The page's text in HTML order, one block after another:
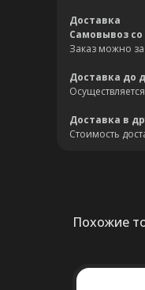
Доставка
Самовывоз со
Заказ можно
Доставка до
Доставка в
Стоимость
Похожие